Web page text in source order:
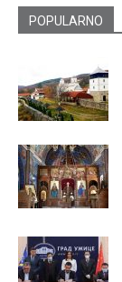
POPULARNO